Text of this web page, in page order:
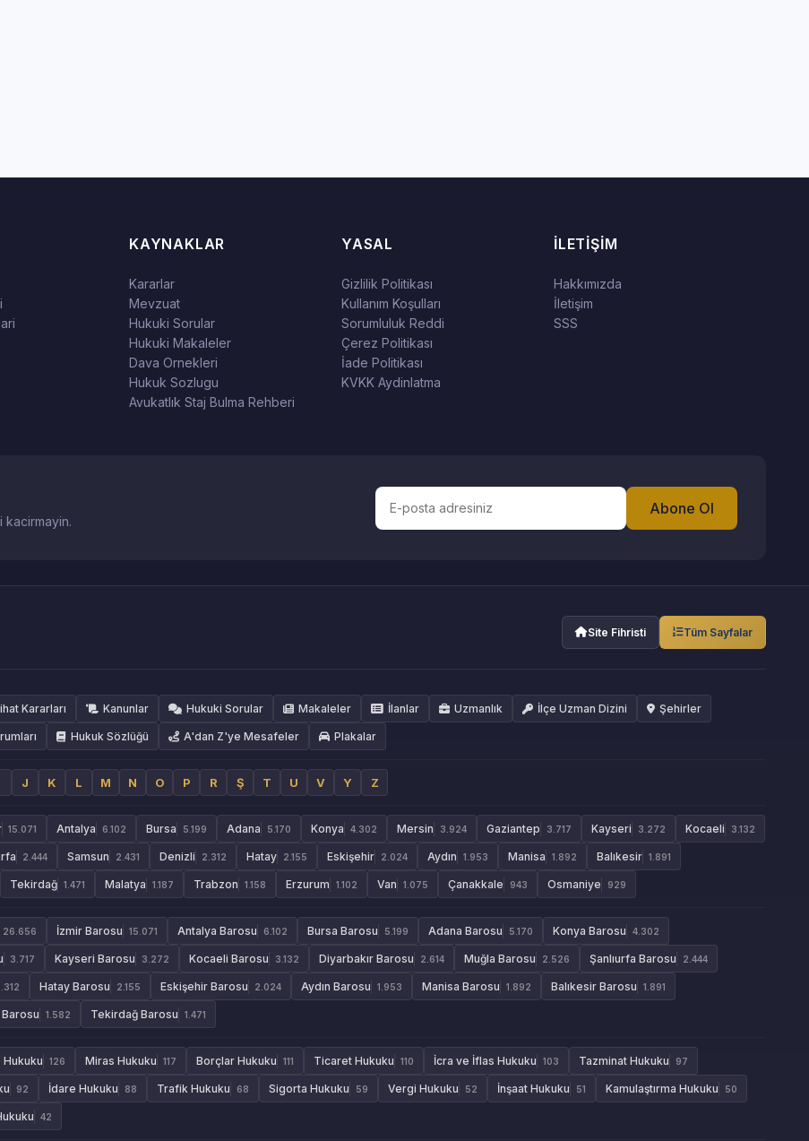
KAYNAKLAR
Kararlar
Mevzuat
Hukuki Sorular
Hukuki Makaleler
Dava Ornekleri
Hukuk Sozlugu
Avukatlık Staj Bulma Rehberi
YASAL
Gizlilik Politikası
Kullanım Koşulları
Sorumluluk Reddi
Çerez Politikası
İade Politikası
KVKK Aydinlatma
İLETIŞIM
Hakkımızda
İletişim
SSS
kacirmayin.
Abone Ol
Site Fihristi Tüm Sayfalar
Kararları Kanunlar Hukuki Sorular Makaleler İlanlar Uzmanlık İlçe Uzman Dizini Şehirler
Hukuk Sözlüğü A'dan Z'ye Mesafeler Plakalar
J K L M N O P R Ş T U V Y Z
15.071 Antalya 6.102 Bursa 5.199 Adana 5.170 Konya 4.302 Mersin 3.924 Gaziantep 3.717 Kayseri 3.272 Kocaeli 3.132
2.444 Samsun 2.431 Denizli 2.312 Hatay 2.155 Eskişehir 2.024 Aydın 1.953 Manisa 1.892 Balıkesir 1.891
Tekirdağ 1.471 Malatya 1.187 Trabzon 1.158 Erzurum 1.102 Van 1.075 Çanakkale 943 Osmaniye 929
26.656 İzmir Barosu 15.071 Antalya Barosu 6.102 Bursa Barosu 5.199 Adana Barosu 5.170 Konya Barosu 4.302
3.717 Kayseri Barosu 3.272 Kocaeli Barosu 3.132 Diyarbakır Barosu 2.614 Muğla Barosu 2.526 Şanlıurfa Barosu 2.444
Hatay Barosu 2.155 Eskişehir Barosu 2.024 Aydın Barosu 1.953 Manisa Barosu 1.892 Balıkesir Barosu 1.891
1.582 Tekirdağ Barosu 1.471
Hukuku 126 Miras Hukuku 117 Borçlar Hukuku 111 Ticaret Hukuku 110 İcra ve İflas Hukuku 103 Tazminat Hukuku 97
92 İdare Hukuku 88 Trafik Hukuku 68 Sigorta Hukuku 59 Vergi Hukuku 52 İnşaat Hukuku 51 Kamulaştırma Hukuku 50
42